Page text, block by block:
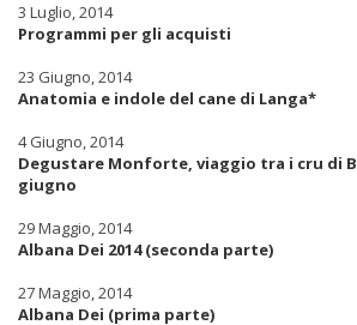
3 Luglio, 2014
Programmi per gli acquisti
23 Giugno, 2014
Anatomia e indole del cane di Langa*
4 Giugno, 2014
Degustare Monforte, viaggio tra i cru di
giugno
29 Maggio, 2014
Albana Dei 2014 (seconda parte)
27 Maggio, 2014
Albana Dei (prima parte)